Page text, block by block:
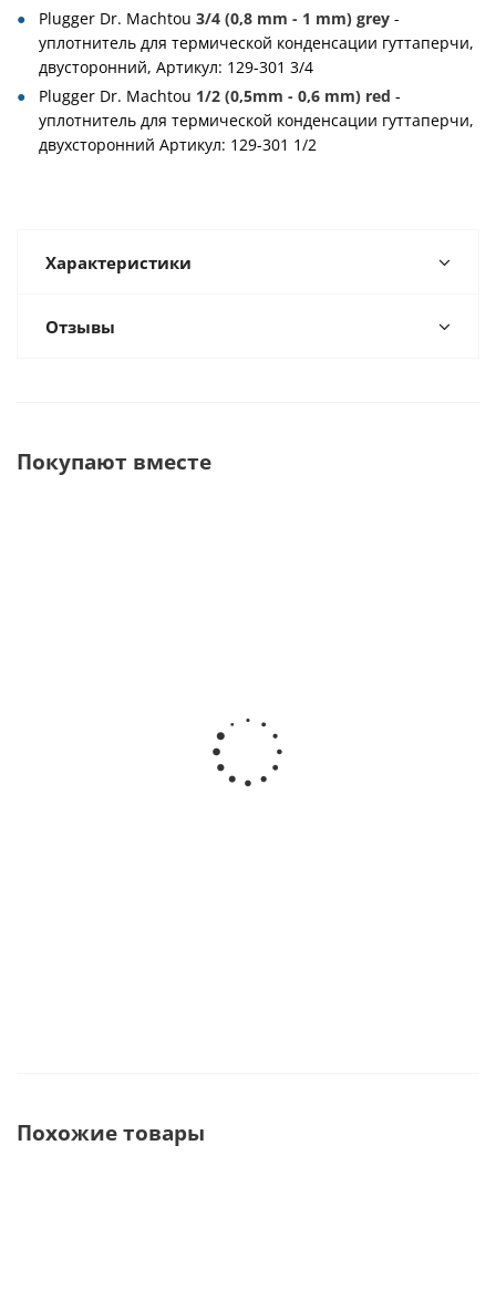
Plugger Dr. Machtou 3/4 (0,8 mm - 1 mm) grey -
уплотнитель для термической конденсации гуттаперчи,
двусторонний, Артикул: 129-301 3/4
Plugger Dr. Machtou 1/2 (0,5mm - 0,6 mm) red -
уплотнитель для термической конденсации гуттаперчи,
двухсторонний Артикул: 129-301 1/2
Характеристики
Отзывы
Покупают вместе
BeeFill 2 in 1 Аппарат для
обтурации корневых
E&Q Master Аппарат для
пломбирования каналов
· Meta Biomed (Ю. Корея)
Похожие товары